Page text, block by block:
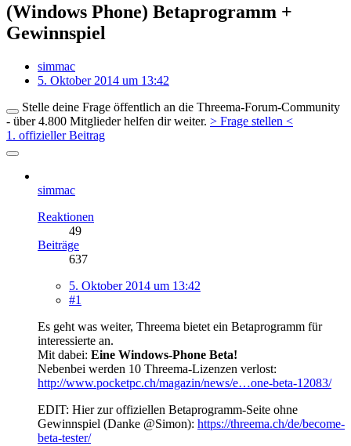
(Windows Phone) Betaprogramm +
Gewinnspiel
simmac
5. Oktober 2014 um 13:42
Stelle deine Frage öffentlich an die Threema-Forum-Community
- über 4.800 Mitglieder helfen dir weiter. > Frage stellen <
1. offizieller Beitrag
simmac
Reaktionen
49
Beiträge
637
5. Oktober 2014 um 13:42
#1
Es geht was weiter, Threema bietet ein Betaprogramm für
interessierte an.
Mit dabei: Eine Windows-Phone Beta!
Nebenbei werden 10 Threema-Lizenzen verlost:
http://www.pocketpc.ch/magazin/news/e…one-beta-12083/
EDIT: Hier zur offiziellen Betaprogramm-Seite ohne
Gewinnspiel (Danke @Simon): https://threema.ch/de/become-
beta-tester/